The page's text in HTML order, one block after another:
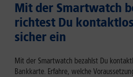
Mit der Smartwatch
richtest Du
sicher ein
Mit der Smartwatch bezahlst Du
Bankkarte. Erfahre, welche